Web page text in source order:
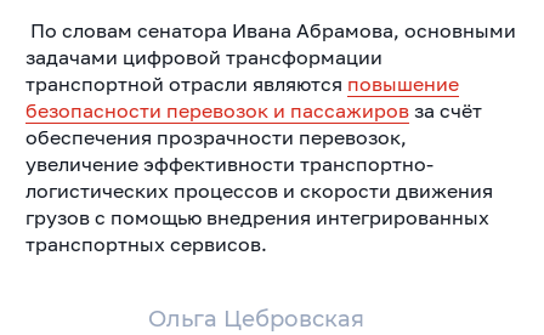
Ольга Цебровская
По словам сенатора Ивана Абрамова, основными
задачами цифровой трансформации
транспортной отрасли являются повышение
безопасности перевозок и пассажировза счёт
обеспечения прозрачности перевозок,
увеличение эффективности транспортно-
логистических процессов и скорости движения
грузов с помощью внедрения интегрированных
транспортных сервисов.